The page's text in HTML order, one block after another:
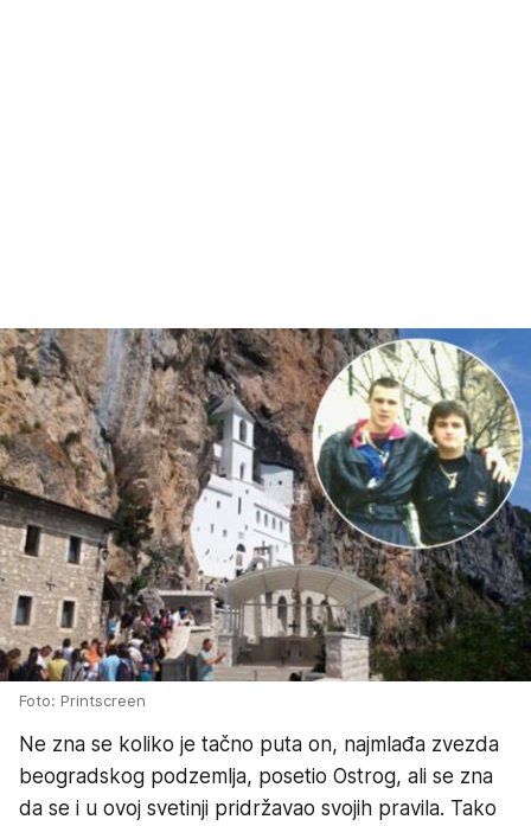
Foto: Printscreen
Ne zna se koliko je tačno puta on, najmlađa zvezda
beogradskog podzemlja, posetio Ostrog, ali se zna
da se i u ovoj svetinji pridržavao svojih pravila. Tako